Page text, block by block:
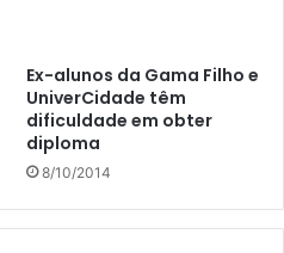
Ex-alunos da Gama Filho e
UniverCidade têm
dificuldade em obter
diploma
8/10/2014